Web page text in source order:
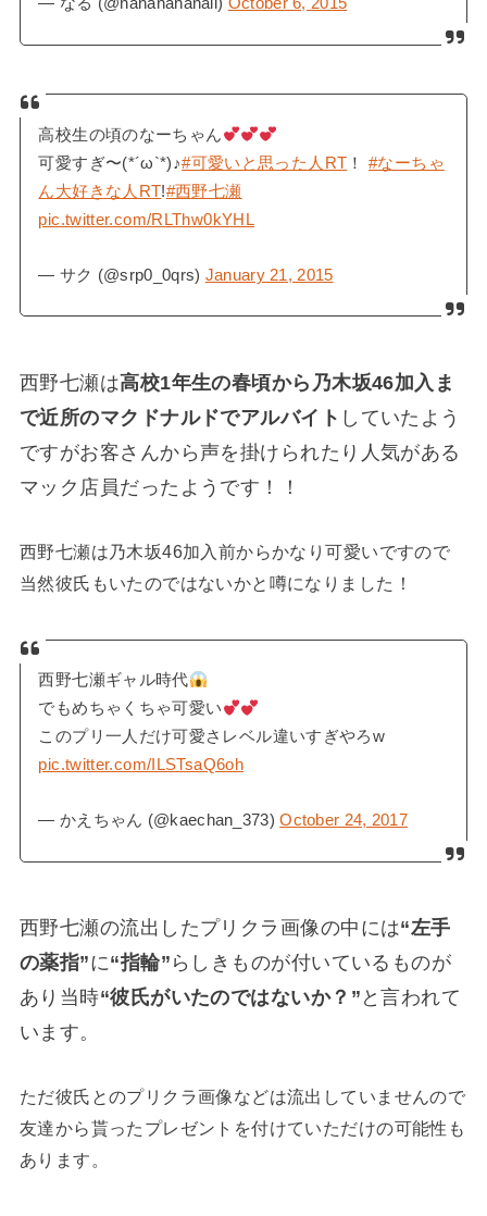
高校生の頃のなーちゃん
可愛すぎ〜(*´ω`*)♪#可愛いと思った人RT ！#なーちゃ
ん大好きな人RT!#西野七瀬
pic.twitter.com/RLThw0kYHL
— サク (@srp0_0qrs) January 21, 2015
西野七瀬は高校1年生の春頃から乃木坂46加入ま
で近所のマクドナルドでアルバイト していたよう
ですがお客さんから声を掛けられたり人気がある
マック店員だったようです！！
西野七瀬は乃木坂46加入前からかなり可愛いですので
当然彼氏もいたのではないかと噂になりました！
西野七瀬ギャル時代
でもめちゃくちゃ可愛い
このプリ一人だけ可愛さレベル違いすぎやろw
pic.twitter.com/ILSTsaQ6oh
— かえちゃん (@kaechan_373)October 24, 2017
西野七瀬の流出したプリクラ画像の中には“左手
の薬指”に“指輪” らしきものが付いているものが
あり当時“彼氏がいたのではないか？” と言われて
います。
ただ彼氏とのプリクラ画像などは流出していませんので
友達から貰ったプレゼントを付けていただけの可能性も
あります。